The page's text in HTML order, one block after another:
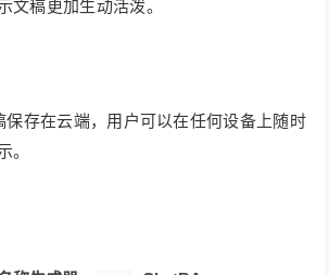
文稿更加生动活泼。
保存在云端，用户可以在任何设备上随时
。